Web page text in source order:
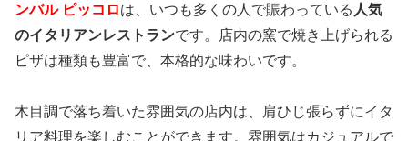
ンバル ピッコロは、いつも多くの人で賑わっている 人気
のイタリアンレストランです。店内の窯で焼き上げられる
ピザは種類も豊富で、本格的な味わいです。
木目調で落ち着いた雰囲気の店内は、肩ひじ張らずにイタ
リア料理を楽しむことができます。雰囲気はカジュアルで